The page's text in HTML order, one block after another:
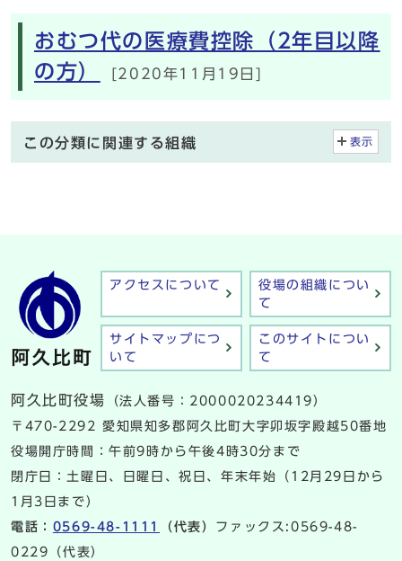
おむつ代の医療費控除（2年目以降
の方）
[2020年11月19日]
この分類に関連する組織 表示
アクセスについて
役場の組織につい
て
サイトマップにつ
いて
このサイトについ
て
阿久比町役場
（法人番号：2000020234419）
〒470-2292 愛知県知多郡阿久比町大字卯坂字殿越50番地
役場開庁時間：午前9時から午後4時30分まで
閉庁日：土曜日、日曜日、祝日、年末年始（12月29日から
1月3日まで）
電話： 0569-48-1111 （代表） ファックス:0569-48-
0229（代表）